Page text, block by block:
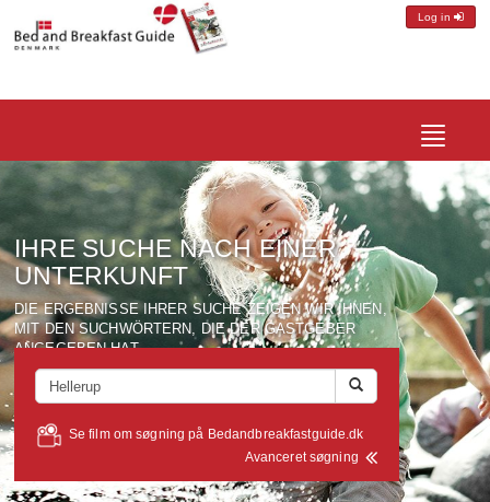
Log in
Toggle
IHRE SUCHE NACH EINER
UNTERKUNFT
DIE ERGEBNISSE IHRER SUCHE ZEIGEN WIR IHNEN,
MIT DEN SUCHWÖRTERN, DIE DER GASTGEBER
ANGEGEBEN HAT.
Avanceret søgning
Se film om søgning på Bedandbreakfastguide.dk